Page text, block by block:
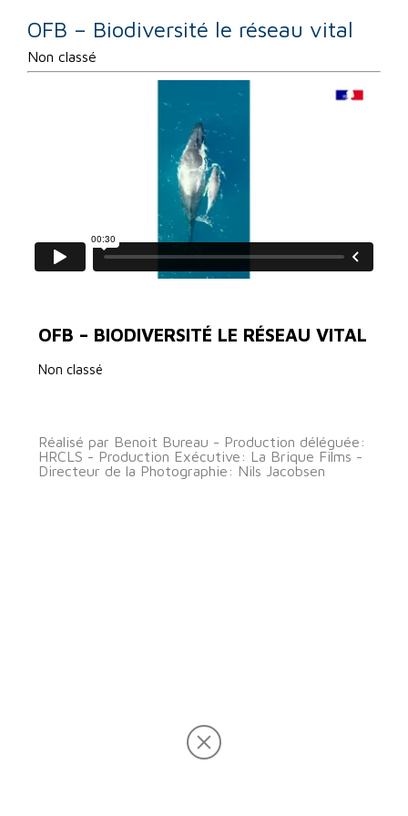
OFB – Biodiversité le réseau vital
Non classé
OFB – BIODIVERSITÉ LE RÉSEAU VITAL
Non classé
Réalisé par Benoit Bureau - Production déléguée:
HRCLS - Production Exécutive: La Brique Films -
Directeur de la Photographie: Nils Jacobsen